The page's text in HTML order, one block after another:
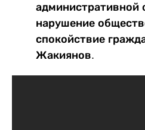
административной
нарушение
спокойствие
Жакиянов.